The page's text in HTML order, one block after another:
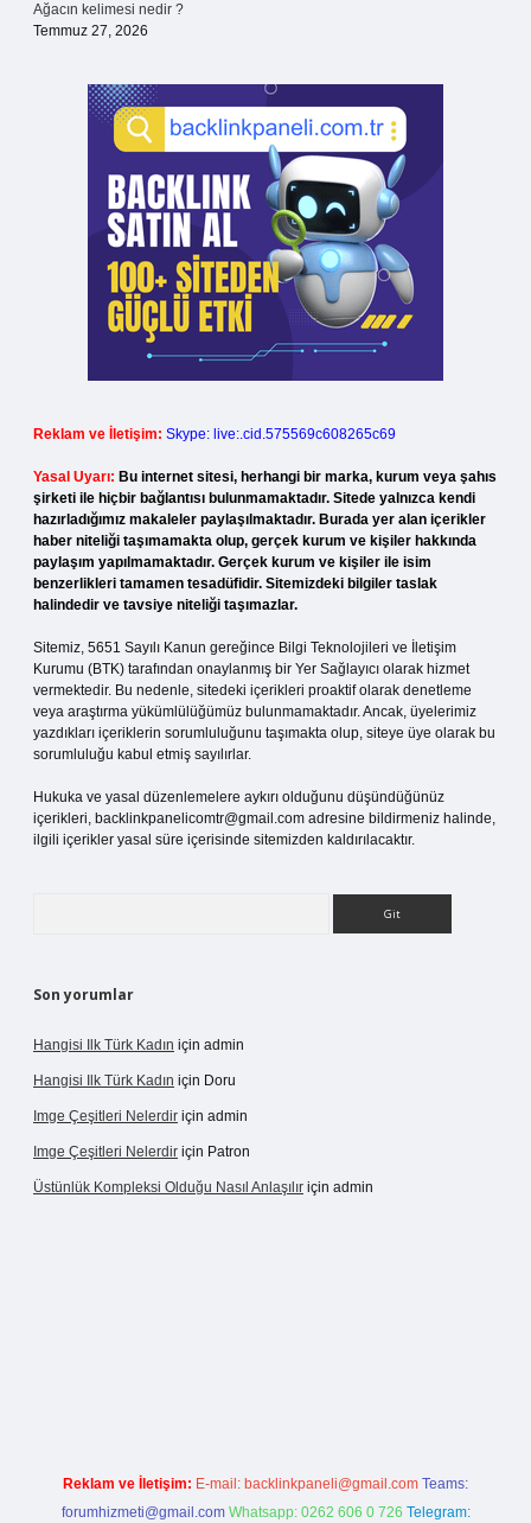
Ağacın kelimesi nedir ?
Temmuz 27, 2026
Reklam ve İletişim: Skype: live:.cid.575569c608265c69
Yasal Uyarı: Bu internet sitesi, herhangi bir marka, kurum veya şahıs
şirketi ile hiçbir bağlantısı bulunmamaktadır. Sitede yalnızca kendi
hazırladığımız makaleler paylaşılmaktadır. Burada yer alan içerikler
haber niteliği taşımamakta olup, gerçek kurum ve kişiler hakkında
paylaşım yapılmamaktadır. Gerçek kurum ve kişiler ile isim
benzerlikleri tamamen tesadüfidir. Sitemizdeki bilgiler taslak
halindedir ve tavsiye niteliği taşımazlar.
Sitemiz, 5651 Sayılı Kanun gereğince Bilgi Teknolojileri ve İletişim
Kurumu (BTK) tarafından onaylanmış bir Yer Sağlayıcı olarak hizmet
vermektedir. Bu nedenle, sitedeki içerikleri proaktif olarak denetleme
veya araştırma yükümlülüğümüz bulunmamaktadır. Ancak, üyelerimiz
yazdıkları içeriklerin sorumluluğunu taşımakta olup, siteye üye olarak bu
sorumluluğu kabul etmiş sayılırlar.
Hukuka ve yasal düzenlemelere aykırı olduğunu düşündüğünüz
içerikleri, backlinkpanelicomtr@gmail.com adresine bildirmeniz halinde,
ilgili içerikler yasal süre içerisinde sitemizden kaldırılacaktır.
Son yorumlar
Hangisi Ilk Türk Kadın için admin
Hangisi Ilk Türk Kadın için Doru
Imge Çeşitleri Nelerdir için admin
Imge Çeşitleri Nelerdir için Patron
Üstünlük Kompleksi Olduğu Nasıl Anlaşılır için admin
Reklam ve İletişim: E-mail: backlinkpaneli@gmail.com Teams:
forumhizmeti@gmail.com Whatsapp: 0262 606 0 726 Telegram: